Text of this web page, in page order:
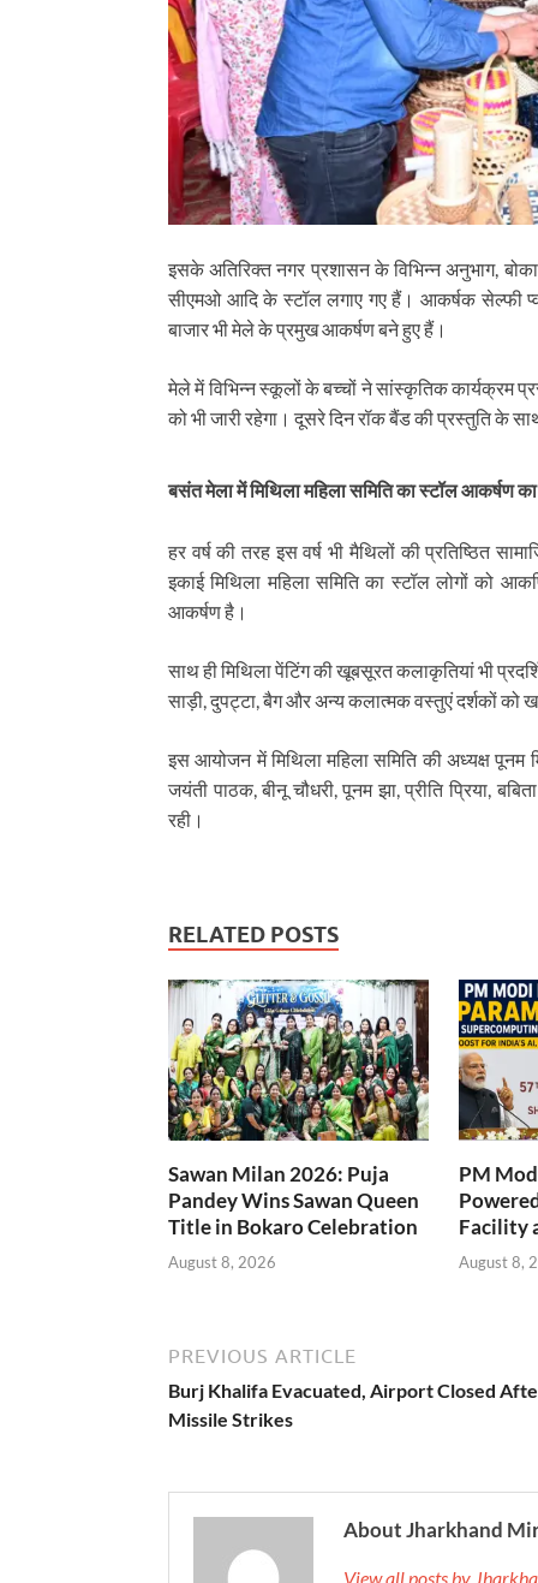
इसके अतिरिक्त नगर प्रशासन के विभिन्न अनुभाग,
सीएमओ आदि के स्टॉल लगाए गए हैं। आकर्षक सेल्फी
बाजार भी मेले के प्रमुख आकर्षण बने हुए हैं।
मेले में विभिन्न स्कूलों के बच्चों ने सांस्कृतिक कार्यक्रम
को भी जारी रहेगा। दूसरे दिन रॉक बैंड की प्रस्तुति के
बसंत मेला में मिथिला महिला समिति का स्टॉल आकर्षण
हर वर्ष की तरह इस वर्ष भी मैथिलों की प्रतिष्ठित
इकाई मिथिला महिला समिति का स्टॉल लोगों को
आकर्षण है।
साथ ही मिथिला पेंटिंग की खूबसूरत कलाकृतियां भी
साड़ी, दुपट्टा, बैग और अन्य कलात्मक वस्तुएं दर्शकों को
इस आयोजन में मिथिला महिला समिति की अध्यक्ष पूनम
जयंती पाठक, बीनू चौधरी, पूनम झा, प्रीति प्रिया,
रही।
RELATED POSTS
Sawan Milan 2026: Puja
Pandey Wins Sawan Queen
Title in Bokaro Celebration
August 8, 2026
PM
Facility
August 8,
PREVIOUS ARTICLE
Burj Khalifa Evacuated, Airport Closed
Missile Strikes
About Jharkhand
View all posts by